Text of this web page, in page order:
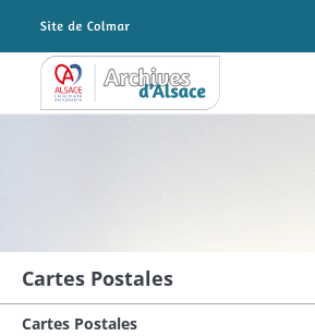
Archives Alsace - Colmar
Cartes Postales
Cartes Postales